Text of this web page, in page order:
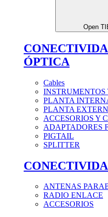
Open
ÓPTICA
Cables
PLANTA
PLANTA
ACCESORIOS Y
ADAPTADORES
PIGTAIL
SPLITTER
ANTENAS
RADIO ENLACE
ACCESORIOS